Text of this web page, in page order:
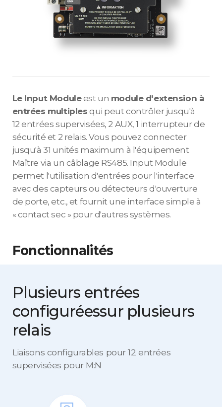
Le Input Moduleest un module d'extension à
entrées multiples qui peut contrôler jusqu'à
12 entrées supervisées, 2 AUX, 1 interrupteur de
sécurité et 2 relais. Vous pouvez connecter
jusqu'à 31 unités maximum à l'équipement
Maître via un câblage RS485. Input Module
permet l'utilisation d'entrées pour l'interface
avec des capteurs ou détecteurs d'ouverture
de porte, etc., et fournit une interface simple à
« contact sec » pour d'autres systèmes.
Fonctionnalités
Plusieurs entrées
configuréessur plusieurs
relais
Liaisons configurables pour 12 entrées
supervisées pour M:N